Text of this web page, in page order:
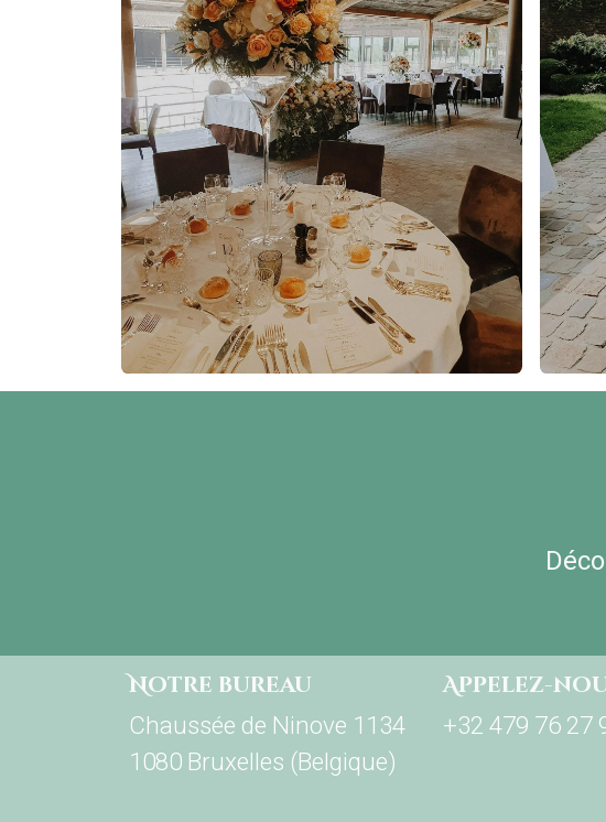
Notre bureau
Chaussée de Ninove 1134
1080 Bruxelles (Belgique)
Appelez-
+32 479 76 27